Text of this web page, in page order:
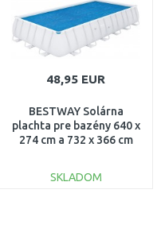
48,95 EUR
BESTWAY Solárna
plachta pre bazény 640 x
274 cm a 732 x 366 cm
SKLADOM